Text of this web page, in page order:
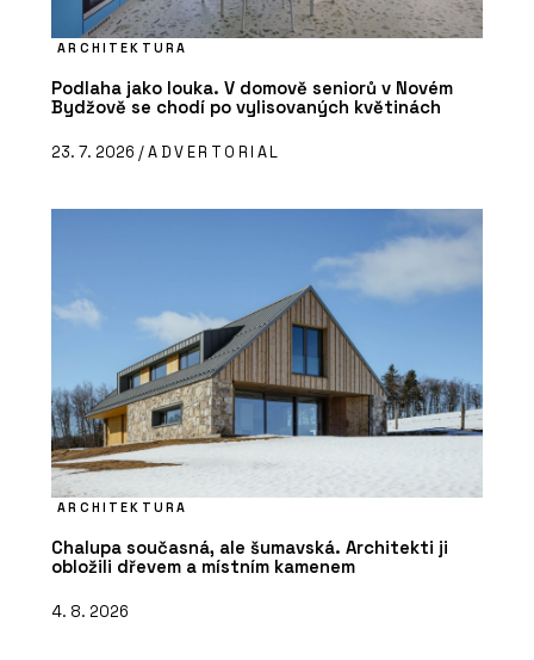
ARCHITEKTURA
Podlaha jako louka. V domově seniorů v Novém
Bydžově se chodí po vylisovaných květinách
23. 7. 2026 /ADVERTORIAL
ARCHITEKTURA
Chalupa současná, ale šumavská. Architekti ji
obložili dřevem a místním kamenem
4. 8. 2026